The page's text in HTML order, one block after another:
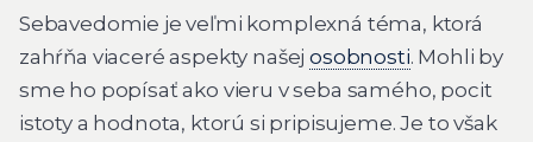
Sebavedomie je veľmi komplexná téma, ktorá
zahŕňa viaceré aspekty našejosobnosti. Mohli by
sme ho popísať ako vieru v seba samého, pocit
istoty a hodnota, ktorú si pripisujeme. Je to však